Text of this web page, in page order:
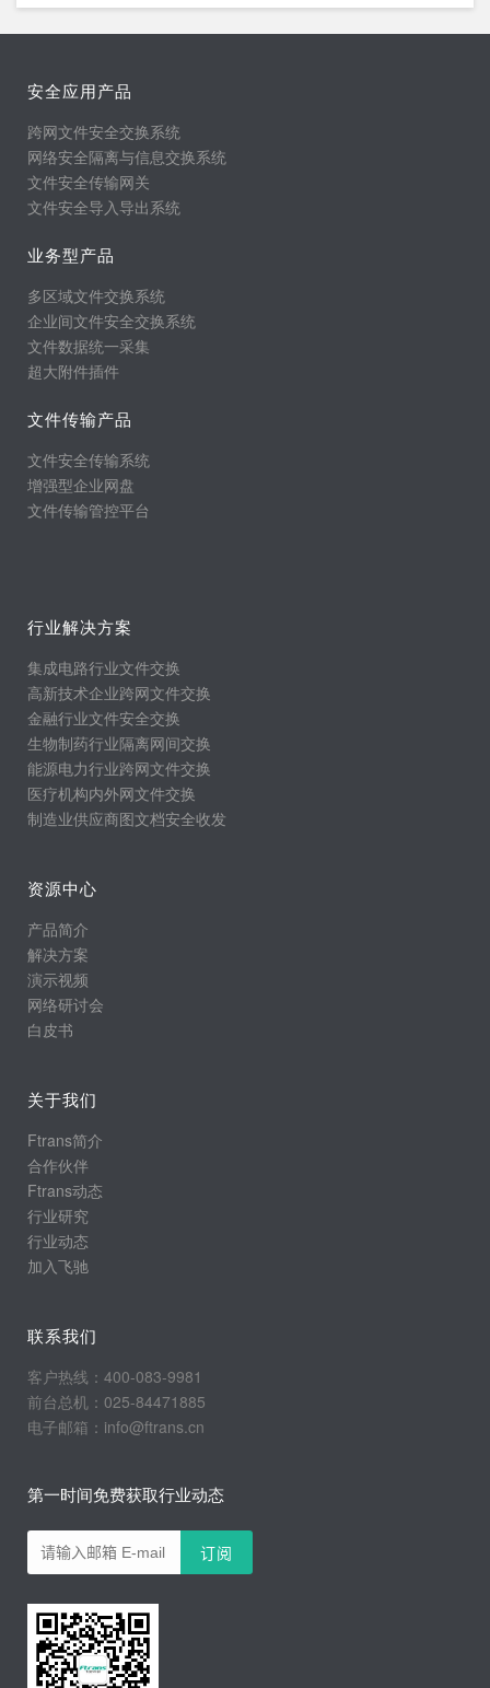
安全应用产品
跨网文件安全交换系统
网络安全隔离与信息交换系统
文件安全传输网关
文件安全导入导出系统
业务型产品
多区域文件交换系统
企业间文件安全交换系统
文件数据统一采集
超大附件插件
文件传输产品
文件安全传输系统
增强型企业网盘
文件传输管控平台
行业解决方案
集成电路行业文件交换
高新技术企业跨网文件交换
金融行业文件安全交换
生物制药行业隔离网间交换
能源电力行业跨网文件交换
医疗机构内外网文件交换
制造业供应商图文档安全收发
资源中心
产品简介
解决方案
演示视频
网络研讨会
白皮书
关于我们
Ftrans简介
合作伙伴
Ftrans动态
行业研究
行业动态
加入飞驰
联系我们
客户热线：400-083-9981
前台总机：025-84471885
电子邮箱：info@ftrans.cn
第一时间免费获取行业动态